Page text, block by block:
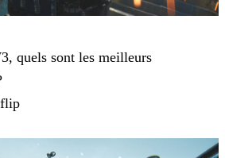
quels sont les meilleurs